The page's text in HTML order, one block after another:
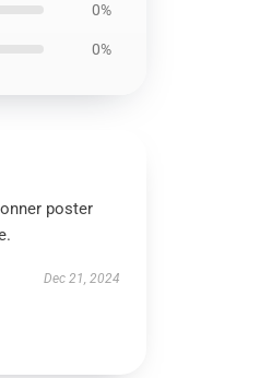
0%
0%
poster
Dec 21, 2024